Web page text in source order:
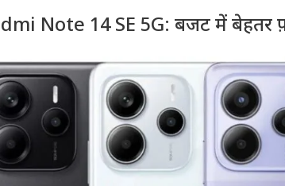
Note 14 SE 5G: बजट में बेहतर